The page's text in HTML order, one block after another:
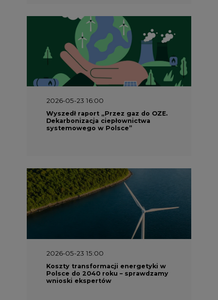
2026-05-23 16:00
Wyszedł raport „Przez gaz do OZE.
Dekarbonizacja ciepłownictwa
systemowego w Polsce”
2026-05-23 15:00
Koszty transformacji energetyki w
Polsce do 2040 roku – sprawdzamy
wnioski ekspertów